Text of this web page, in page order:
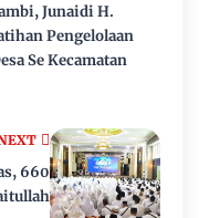
660
Junaidi H.
Pengelolaan
Se Kecamatan